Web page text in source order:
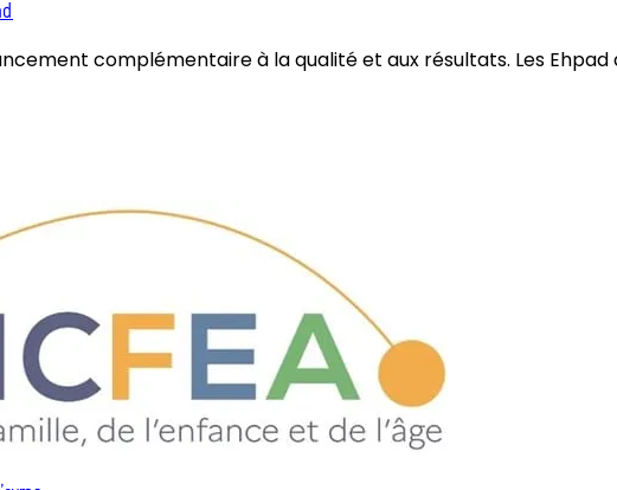
complémentaire à la qualité et aux résultats. Les Ehpad